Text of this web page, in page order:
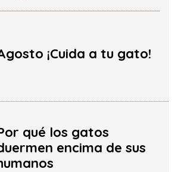
¡Cuida a tu gato!
qué los gatos
encima de sus